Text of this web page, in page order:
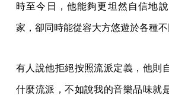
時至今日，他能夠更坦然自信地
家，卻同時能從容大方悠遊於各種不
有人說他拒絕按照流派定義，他則
什麼流派，不如說我的音樂品味就